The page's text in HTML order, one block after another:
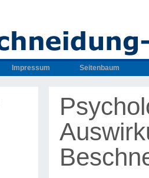
Impressum Seitenbaum